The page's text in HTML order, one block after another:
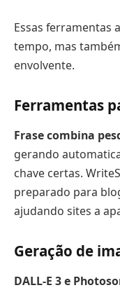
Essas ferramentas
tempo, mas
envolvente.
Ferramentas
Frase combina
gerando
chave certas.
preparado para
ajudando sites a
Geração de
DALL-E 3 e